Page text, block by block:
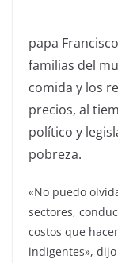
papa
familias del
comida y los
precios, al
político y
pobreza.
«No puedo
sectores,
costos que
indigentes»,